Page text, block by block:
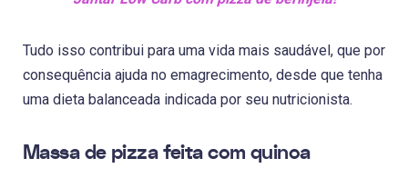
Tudo isso contribui para uma vida mais saudável, que por
consequência ajuda no emagrecimento, desde que tenha
uma dieta balanceada indicada por seu nutricionista.
Massa de pizza feita com quinoa